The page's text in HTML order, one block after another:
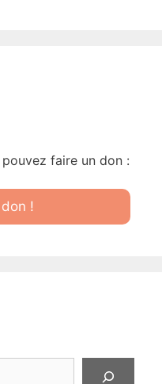
faire un don :
!